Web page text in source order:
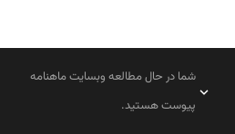
شما در حال مطالعه وبسایت ماهنامه
پیوست هستید.